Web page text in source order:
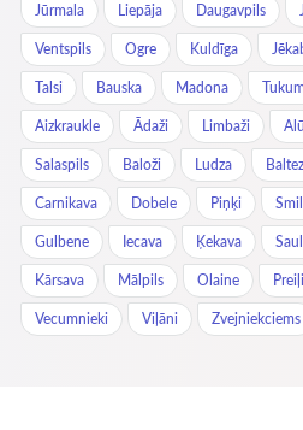
Jūrmala Liepāja Daugavpils
Ventspils Ogre Kuldīga
Talsi Bauska Madona
Aizkraukle Ādaži Limbaži
Salaspils Baloži Ludza
Carnikava Dobele Piņķi
Gulbene Iecava Ķekava
Kārsava Mālpils Olaine Preiļi
Vecumnieki Viļāni Zvejniekciems